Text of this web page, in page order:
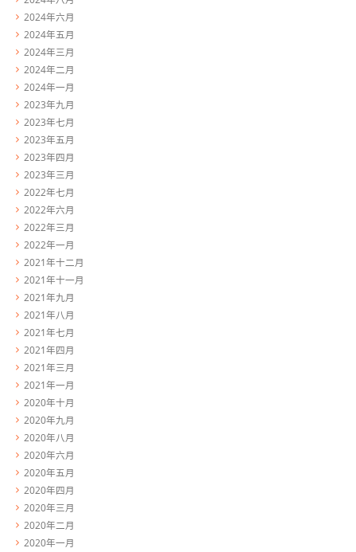
2024年六月
2024年五月
2024年三月
2024年二月
2024年一月
2023年九月
2023年七月
2023年五月
2023年四月
2023年三月
2022年七月
2022年六月
2022年三月
2022年一月
2021年十二月
2021年十一月
2021年九月
2021年八月
2021年七月
2021年四月
2021年三月
2021年一月
2020年十月
2020年九月
2020年八月
2020年六月
2020年五月
2020年四月
2020年三月
2020年二月
2020年一月